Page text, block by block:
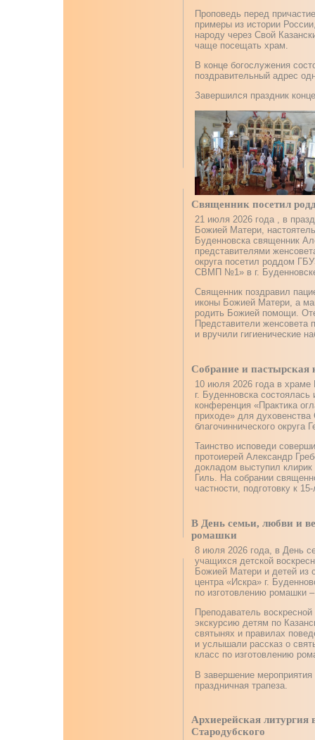
Проповедь перед
примеры из истории
народу через Свой
чаще посещать храм.
В конце богослужения
поздравительный адрес
Завершился праздник
Священник посетил
21 июля 2026 года , в
Божией Матери,
Буденновска священник
представителями
округа посетил роддом
СВМП №1» в г.
Священник поздравил
иконы Божией Матери, а
родить Божией помощи.
Представители
и вручили гигиенические
Собрание и пастырская
10 июля 2026 года в
г. Буденновска
конференция «Практика
приходе» для духовенства
благочиннического округа
Таинство исповеди
протоиерей Александр
докладом выступил
Гиль. На собрании
частности, подготовку к
В День семьи, любви и
ромашки
8 июля 2026 года, в День
учащихся детской
Божией Матери и детей из
центра «Искра» г.
по изготовлению ромашки
Преподаватель
экскурсию детям по
святынях и правилах
и услышали рассказ о
класс по изготовлению
В завершение
праздничная трапеза.
Архиерейская литургия
Стародубского